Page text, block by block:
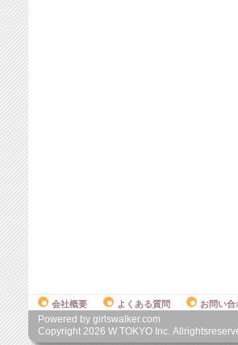
会社概要 よくある質問 お問い合
Powered by girlswalker.com
Copyright 2026 W TOKYO Inc.